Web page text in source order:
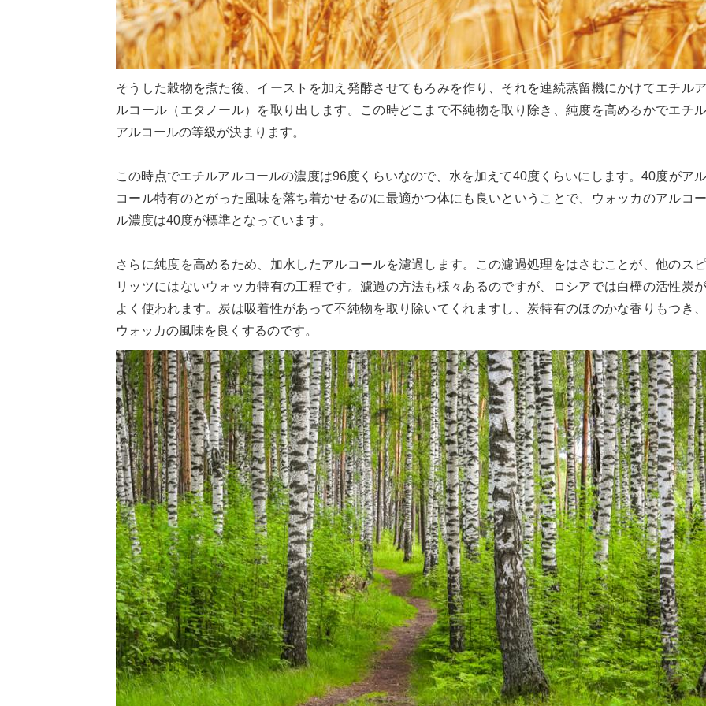
そうした穀物を煮た後、イーストを加え発酵させてもろみを作り、それを連続蒸留機にかけてエチルア
ルコール（エタノール）を取り出します。この時どこまで不純物を取り除き、純度を高めるかでエチル
アルコールの等級が決まります。
この時点でエチルアルコールの濃度は96度くらいなので、水を加えて40度くらいにします。40度がアル
コール特有のとがった風味を落ち着かせるのに最適かつ体にも良いということで、ウォッカのアルコー
ル濃度は40度が標準となっています。
さらに純度を高めるため、加水したアルコールを濾過します。この濾過処理をはさむことが、他のスピ
リッツにはないウォッカ特有の工程です。濾過の方法も様々あるのですが、ロシアでは白樺の活性炭が
よく使われます。炭は吸着性があって不純物を取り除いてくれますし、炭特有のほのかな香りもつき、
ウォッカの風味を良くするのです。